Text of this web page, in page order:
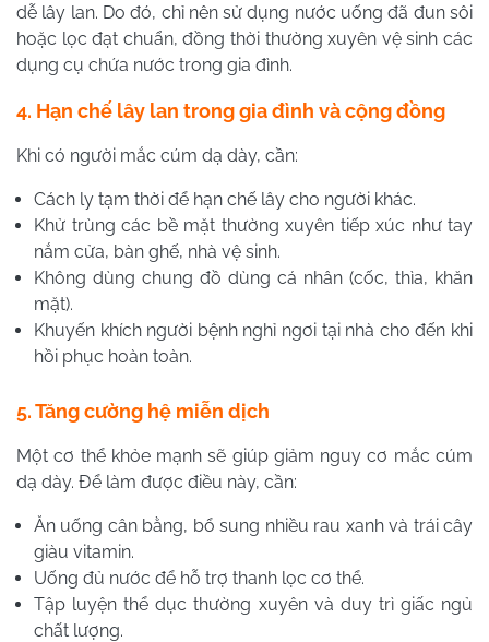
dễ lây lan. Do đó, chỉ nên sử dụng nước uống đã đun sôi
hoặc lọc đạt chuẩn, đồng thời thường xuyên vệ sinh các
dụng cụ chứa nước trong gia đình.
4. Hạn chế lây lan trong gia đình và cộng đồng
Khi có người mắc cúm dạ dày, cần:
Cách ly tạm thời để hạn chế lây cho người khác.
Khử trùng các bề mặt thường xuyên tiếp xúc như tay
nắm cửa, bàn ghế, nhà vệ sinh.
Không dùng chung đồ dùng cá nhân (cốc, thìa, khăn
mặt).
Khuyến khích người bệnh nghỉ ngơi tại nhà cho đến khi
hồi phục hoàn toàn.
5. Tăng cường hệ miễn dịch
Một cơ thể khỏe mạnh sẽ giúp giảm nguy cơ mắc cúm
dạ dày. Để làm được điều này, cần:
Ăn uống cân bằng, bổ sung nhiều rau xanh và trái cây
giàu vitamin.
Uống đủ nước để hỗ trợ thanh lọc cơ thể.
Tập luyện thể dục thường xuyên và duy trì giấc ngủ
chất lượng.